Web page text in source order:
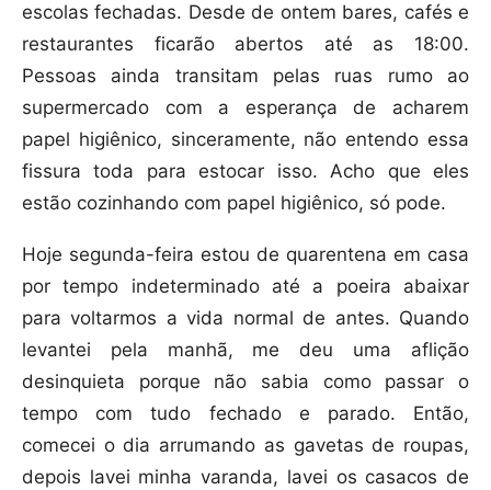
escolas fechadas. Desde de ontem bares, cafés e
restaurantes ficarão abertos até as 18:00.
Pessoas ainda transitam pelas ruas rumo ao
supermercado com a esperança de acharem
papel higiênico, sinceramente, não entendo essa
fissura toda para estocar isso. Acho que eles
estão cozinhando com papel higiênico, só pode.
Hoje segunda-feira estou de quarentena em casa
por tempo indeterminado até a poeira abaixar
para voltarmos a vida normal de antes. Quando
levantei pela manhã, me deu uma aflição
desinquieta porque não sabia como passar o
tempo com tudo fechado e parado. Então,
comecei o dia arrumando as gavetas de roupas,
depois lavei minha varanda, lavei os casacos de